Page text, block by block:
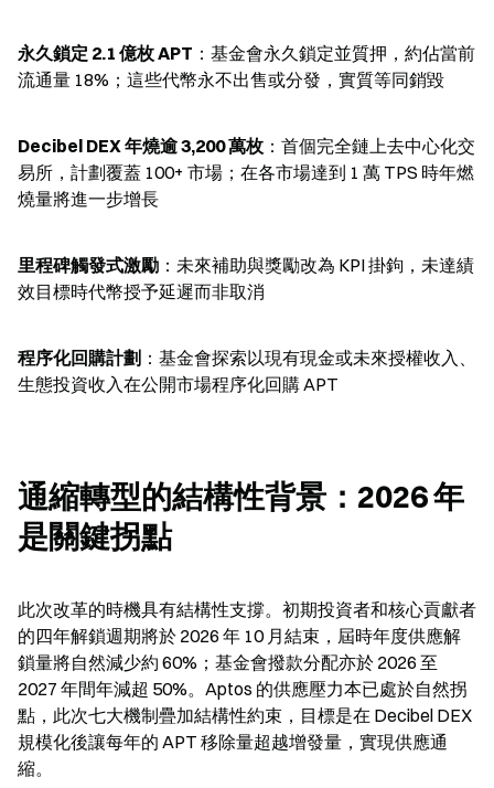
永久鎖定 2.1 億枚 APT ：基金會永久鎖定並質押，約佔當前
流通量 18%；這些代幣永不出售或分發，實質等同銷毀
Decibel DEX 年燒逾 3,200 萬枚 ：首個完全鏈上去中心化交
易所，計劃覆蓋 100+ 市場；在各市場達到 1 萬 TPS 時年燃
燒量將進一步增長
里程碑觸發式激勵 ：未來補助與獎勵改為 KPI 掛鉤，未達績
效目標時代幣授予延遲而非取消
程序化回購計劃 ：基金會探索以現有現金或未來授權收入、
生態投資收入在公開市場程序化回購 APT
通縮轉型的結構性背景：2026 年
是關鍵拐點
此次改革的時機具有結構性支撐。初期投資者和核心貢獻者
的四年解鎖週期將於 2026 年 10 月結束，屆時年度供應解
鎖量將自然減少約 60%；基金會撥款分配亦於 2026 至
2027 年間年減超 50%。Aptos 的供應壓力本已處於自然拐
點，此次七大機制疊加結構性約束，目標是在 Decibel DEX
規模化後讓每年的 APT 移除量超越增發量，實現供應通
縮。